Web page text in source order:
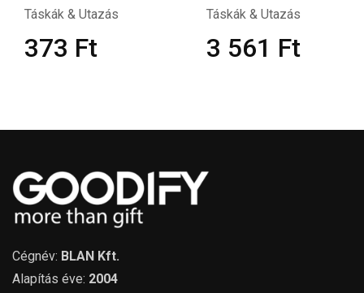
Táskák & Utazás
373 Ft
Táskák & Utazás
3 561 Ft
Cégnév: BLAN Kft.
Alapítás éve: 2004